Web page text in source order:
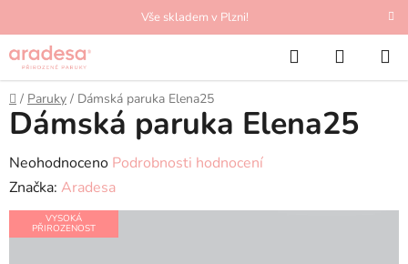
obsah
Vše skladem v Plzni!
Hledat
KOŠÍK
Domů
/ Paruky / Dámská paruka Elena25
Dámská paruka Elena25
Průměrné
hodnocení
produktu
je
Neohodnoceno Podrobnosti hodnocení
Značka: Aradesa
VYSOKÁ
PŘIROZENOST